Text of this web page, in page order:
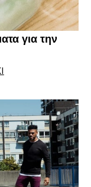
για την